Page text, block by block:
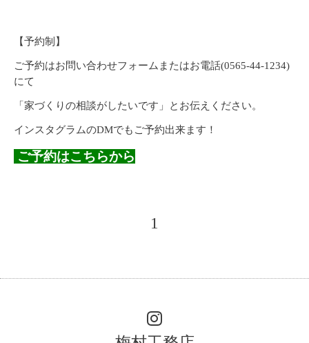
【予約制】
ご予約はお問い合わせフォームまたはお電話(0565-44-1234)
にて
「家づくりの相談がしたいです」とお伝えください。
インスタグラムのDMでもご予約出来ます！
ご予約はこちらから
1